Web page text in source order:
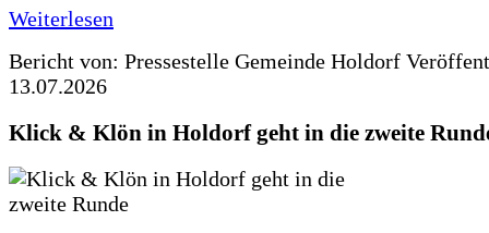
Weiterlesen
Bericht von: Pressestelle Gemeinde Holdorf
13.07.2026
Klick & Klön in Holdorf geht in die zweite